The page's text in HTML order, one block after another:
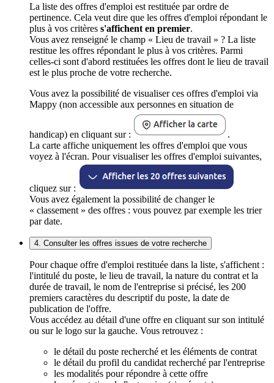
La liste des offres d'emploi est restituée par ordre de
pertinence. Cela veut dire que les offres d'emploi répondant le
plus à vos critères s'affichent en premier.
Vous avez renseigné le champ « Lieu de travail » ? La liste
restitue les offres répondant le plus à vos critères. Parmi
celles-ci sont d'abord restituées les offres dont le lieu de travail
est le plus proche de votre recherche.
Vous avez la possibilité de visualiser ces offres d'emploi via
Mappy (non accessible aux personnes en situation de
handicap) en cliquant sur :
.
La carte affiche uniquement les offres d'emploi que vous
voyez à l'écran. Pour visualiser les offres d'emploi suivantes,
cliquez sur :
Vous avez également la possibilité de changer le
« classement » des offres : vous pouvez par exemple les trier
par date.
4. Consulter les offres issues de votre recherche
Pour chaque offre d'emploi restituée dans la liste, s'affichent :
l'intitulé du poste, le lieu de travail, la nature du contrat et la
durée de travail, le nom de l'entreprise si précisé, les 200
premiers caractères du descriptif du poste, la date de
publication de l'offre.
Vous accédez au détail d'une offre en cliquant sur son intitulé
ou sur le logo sur la gauche. Vous retrouvez :
le détail du poste recherché et les éléments de contrat
le détail du profil du candidat recherché par l'entreprise
les modalités pour répondre à cette offre